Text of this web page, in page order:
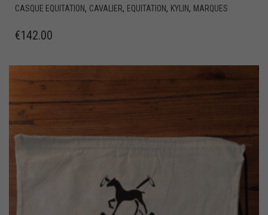
CASQUE EQUITATION, CAVALIER, EQUITATION, KYLIN, MARQUES
€142.00